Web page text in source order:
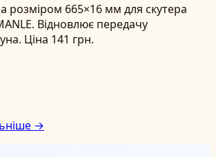
розміром 665×16 мм для скутера
Відновлює передачу
Ціна 141 грн.
→